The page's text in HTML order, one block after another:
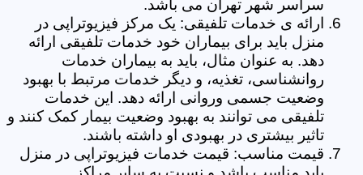
سراسر شهر تهران می باشد.
ارائه ی خدمات تلفیقی: یک مرکز فیزیوتراپی در
منزل باید برای بیماران خود خدمات تلفیقی ارائه
دهد. به عنوان مثال، باید به بیماران خدمات
روانشناسی، تغذیه، و دیگر خدمات مرتبط با بهبود
وضعیت جسمی وروانی ارائه دهد. این خدمات
تلفیقی می توانند به بهبود وضعیت بیمار کمک کنند و
تاثیر بیشتری در بهبودی او داشته باشند.
قیمت مناسب: قیمت خدمات فیزیوتراپی در منزل